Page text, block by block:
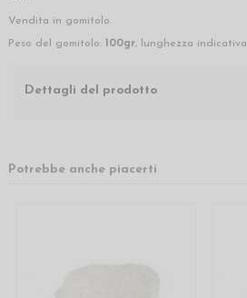
Vendita in gomitolo.
Peso del gomitolo: 100gr, lunghezza indicativa
Dettagli del prodotto
Potrebbe anche piacerti